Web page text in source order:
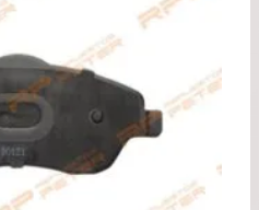
$89.900
hasta
$106.800